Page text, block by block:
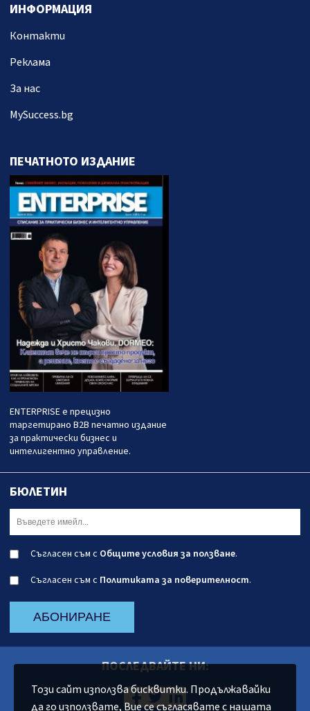
ИНФОРМАЦИЯ
Контакти
Реклама
За нас
MySuccess.bg
ПЕЧАТНОТО ИЗДАНИЕ
ENTERPRISE е прецизно
таргетирано B2B печатно издание
за практически бизнес и
интелигентно управление.
БЮЛЕТИН
Съгласен съм с Общите условия за ползване.
Съгласен съм с Политиката за поверителност.
АБОНИРАНЕ
ПОСЛЕДВАЙТЕ НИ:
Този сайт използва бисквитки. Продължавайки
да го използвате, Вие се съгласявате с нашата